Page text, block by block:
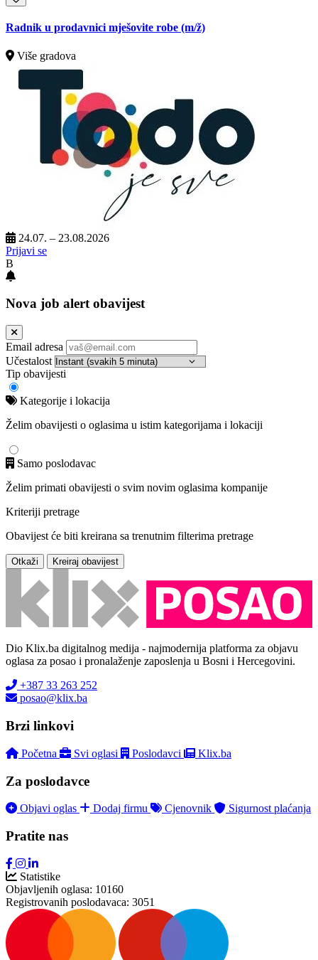
Radnik u prodavnici mješovite robe (m/ž)
Više gradova
24.07. – 23.08.2026
Prijavi se
B
Nova job alert obavijest
Email adresa
Učestalost
Tip obavijesti
Kategorije i lokacija
Želim obavijesti o oglasima u istim kategorijama i lokaciji
Samo poslodavac
Želim primati obavijesti o svim novim oglasima kompanije
Kriteriji pretrage
Obavijest će biti kreirana sa trenutnim filterima pretrage
Otkaži Kreiraj obavijest
Dio Klix.ba digitalnog medija - najmodernija platforma za objavu
oglasa za posao i pronalaženje zaposlenja u Bosni i Hercegovini.
+387 33 263 252
posao@klix.ba
Brzi linkovi
Početna Svi oglasi Poslodavci Klix.ba
Za poslodavce
Objavi oglas Dodaj firmu Cjenovnik Sigurnost plaćanja
Pratite nas
Statistike
Objavljenih oglasa: 10160
Registrovanih poslodavaca: 3051